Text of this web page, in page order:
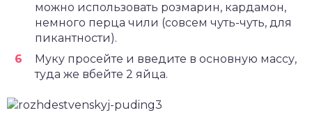
можно использовать розмарин, кардамон,
немного перца чили (совсем чуть-чуть, для
пикантности).
Муку просейте и введите в основную массу,
туда же вбейте 2 яйца.